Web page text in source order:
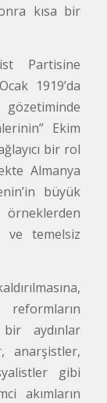
kısa bir
Partisine
1919’da
Ekim
bir rol
Almanya
büyük
örneklerden
ve temelsiz
reformların
aydınlar
anarşistler,
gibi
akımların